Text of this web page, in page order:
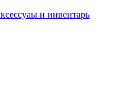
и инвентарь